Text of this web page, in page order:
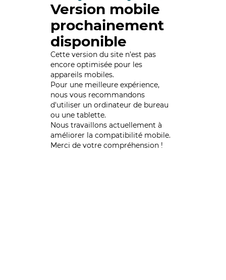
Version mobile
prochainement
disponible
Cette version du site n’est pas
encore optimisée pour les
appareils mobiles.
Pour une meilleure expérience,
nous vous recommandons
d'utiliser un ordinateur de bureau
ou une tablette.
Nous travaillons actuellement à
améliorer la compatibilité mobile.
Merci de votre compréhension !